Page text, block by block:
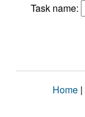
Task name:
Home |